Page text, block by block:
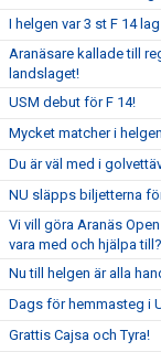
I helgen var 3 st F 14
Aranäsare kallade till
landslaget!
USM debut för F 14!
Mycket matcher i
Du är väl med i
NU släpps biljetterna
Vi vill göra Aranäs
vara med och hjälpa till?
Nu till helgen är alla
Dags för hemmasteg i
Grattis Cajsa och Tyra!